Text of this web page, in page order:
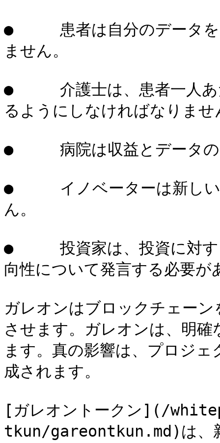
●     患者は自分のデータを
ません。
●     介護士は、患者一人あ
るようにしなければなりませ
●     病院は収益とデータの
●     イノベーターは新しい
ん。
●     投資家は、投資に対す
向性について発言する必要が
ガレオンはブロックチェー
させます。ガレオンは、明
ます。真の影響は、プロジ
成されます。
[ガレオントークン](/
tkun/gareontkun.md)は、